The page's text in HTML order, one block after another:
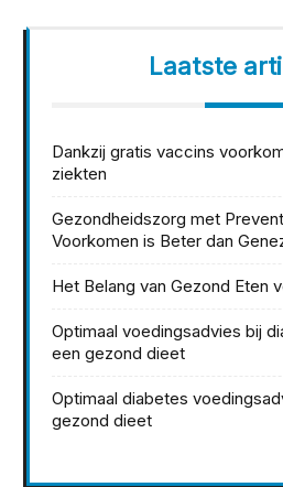
Laatste
Dankzij gratis vaccins
ziekten
Gezondheidszorg met
Voorkomen is Beter dan
Het Belang van Gezond Eten
Optimaal voedingsadvies bij
een gezond dieet
Optimaal diabetes
gezond dieet